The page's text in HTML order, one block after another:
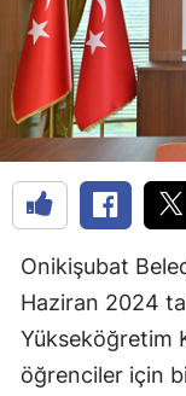
Onikişubat
Haziran 2024
Yükseköğretim
öğrenciler için